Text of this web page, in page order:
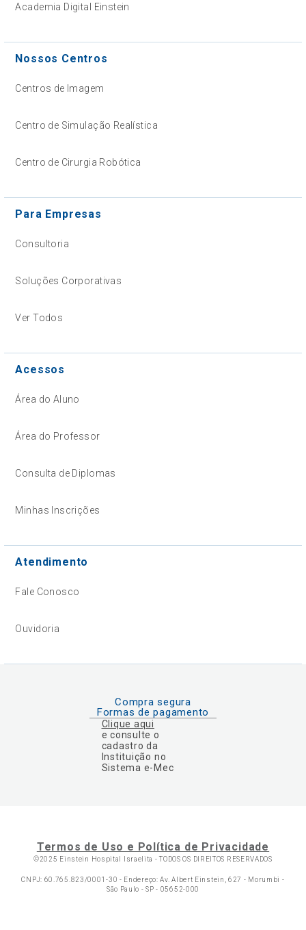
Academia Digital Einstein
Nossos Centros
Centros de Imagem
Centro de Simulação Realística
Centro de Cirurgia Robótica
Para Empresas
Consultoria
Soluções Corporativas
Ver Todos
Acessos
Área do Aluno
Área do Professor
Consulta de Diplomas
Minhas Inscrições
Atendimento
Fale Conosco
Ouvidoria
Compra segura
Formas de pagamento
Clique aqui
e consulte o
cadastro da
Instituição no
Sistema e-Mec
Termos de Uso e Política de Privacidade
©2025 Einstein Hospital Israelita -TODOS OS DIREITOS RESERVADOS
CNPJ: 60.765.823/0001-30 - Endereço: Av. Albert Einstein, 627 - Morumbi -
São Paulo - SP - 05652-000